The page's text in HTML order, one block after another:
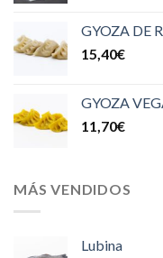
GYOZA DE
15,40€
GYOZA
11,70€
MÁS VENDIDOS
Lubina